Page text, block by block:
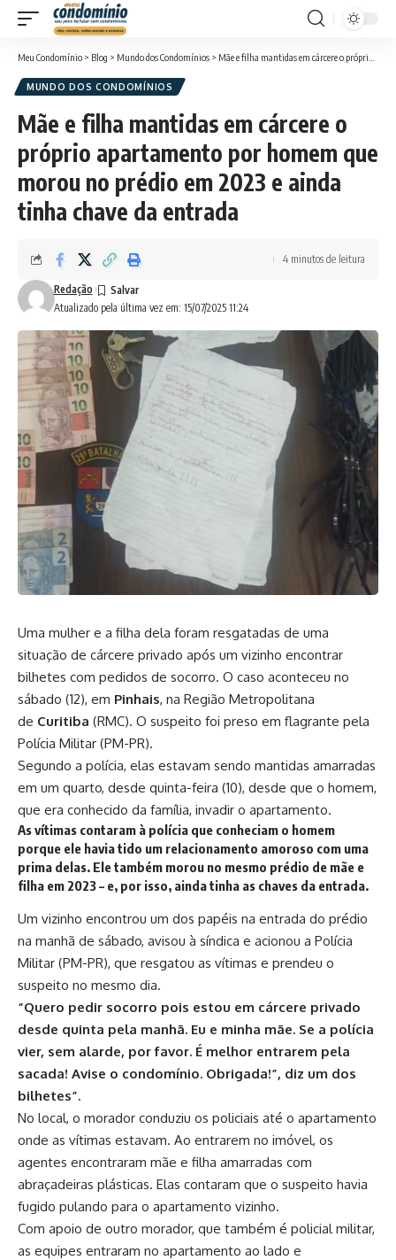
Meu Condomínio > Blog > Mundo dos Condomínios > Mãe e filha mantidas em cárcere o próprio apartamento por homem que morou no prédio em 2023 e ainda tinha chave da entrada
MUNDO DOS CONDOMÍNIOS
Mãe e filha mantidas em cárcere o
próprio apartamento por homem que
morou no prédio em 2023 e ainda
tinha chave da entrada
Atualizado pela última vez em: 15/07/2025 11:24
Redação
4 minutos de leitura
Uma mulher e a filha dela foram resgatadas de uma
situação de cárcere privado após um vizinho encontrar
bilhetes com pedidos de socorro. O caso aconteceu no
sábado (12), em Pinhais, na Região Metropolitana
de Curitiba (RMC). O suspeito foi preso em flagrante pela
Polícia Militar (PM-PR).
Segundo a polícia, elas estavam sendo mantidas amarradas
em um quarto, desde quinta-feira (10), desde que o homem,
que era conhecido da família, invadir o apartamento.
As vítimas contaram à polícia que conheciam o homem
porque ele havia tido um relacionamento amoroso com uma
prima delas. Ele também morou no mesmo prédio de mãe e
filha em 2023 – e, por isso, ainda tinha as chaves da entrada.
Um vizinho encontrou um dos papéis na entrada do prédio
na manhã de sábado, avisou à síndica e acionou a Polícia
Militar (PM-PR), que resgatou as vítimas e prendeu o
suspeito no mesmo dia.
“Quero pedir socorro pois estou em cárcere privado
desde quinta pela manhã. Eu e minha mãe. Se a polícia
vier, sem alarde, por favor. É melhor entrarem pela
sacada! Avise o condomínio. Obrigada!”, diz um dos
bilhetes”.
No local, o morador conduziu os policiais até o apartamento
onde as vítimas estavam. Ao entrarem no imóvel, os
agentes encontraram mãe e filha amarradas com
abraçadeiras plásticas. Elas contaram que o suspeito havia
fugido pulando para o apartamento vizinho.
Com apoio de outro morador, que também é policial militar,
as equipes entraram no apartamento ao lado e